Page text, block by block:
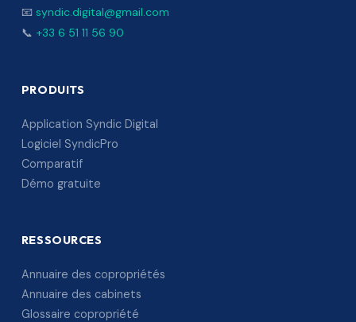
📧 syndic.digital@gmail.com
📞 +33 6 51 11 56 90
PRODUITS
Application Syndic Digital
Logiciel SyndicPro
Comparatif
Démo gratuite
RESSOURCES
Annuaire des copropriétés
Annuaire des cabinets
Glossaire copropriété